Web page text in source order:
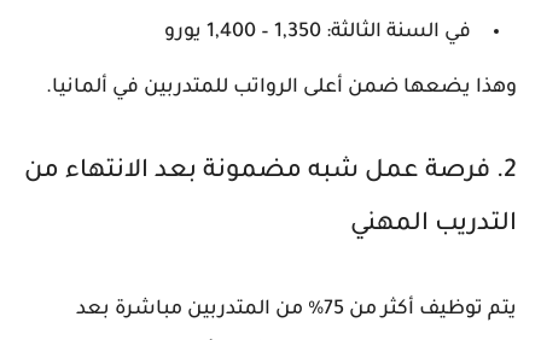
في السنة الثالثة: 1,350 – 1,400 يورو
وهذا يضعها ضمن أعلى الرواتب للمتدربين في ألمانيا.
2. فرصة عمل شبه مضمونة بعد الانتهاء من
التدريب المهني
يتم توظيف أكثر من 75% من المتدربين مباشرة بعد